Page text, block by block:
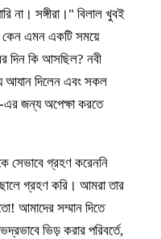
না। সঙ্গীরা।" বিলাল খুবই
কেন এমন একটি সময়ে
দিন কি আসছিল? নবী
আযান দিলেন এবং সকল
এর জন্য অপেক্ষা করতে
সেভাবে গ্রহণ করেননি
গ্রহণ করি। আমরা তার
আমাদের সম্মান দিতে
ভিড় করার পরিবর্তে,